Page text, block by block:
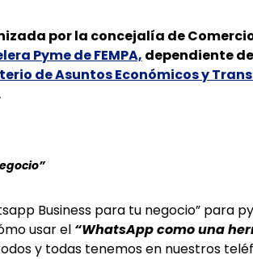
por la concejalía de
Pyme de FEMPA, dependiente
de Asuntos Económicos y
Business para tu negocio” para
usar el “WhatsApp como una
y todas tenemos en nuestros